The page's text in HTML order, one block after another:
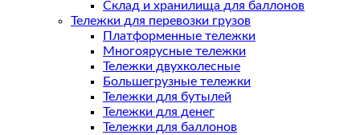
Склад и хранилища для баллонов
Тележки для перевозки грузов
Платформенные тележки
Многоярусные тележки
Тележки двухколесные
Большегрузные тележки
Тележки для бутылей
Тележки для денег
Тележки для баллонов